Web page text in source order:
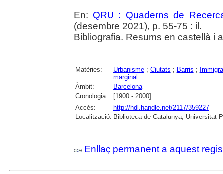
En: QRU : Quaderns de
(desembre 2021), p. 55-75 : il.
Bibliografia. Resums en castellà i
Matèries: Urbanisme; Ciutats ; Barris ;
marginal
Àmbit:
Barcelona
Cronologia:
[1900 - 2000]
Accés:
http://hdl.handle.net/2117/359227
Localització: Biblioteca de Catalunya; Universitat
Enllaç permanent a aquest